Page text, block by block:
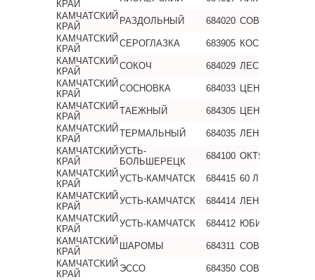
КРАЙ
КАМЧАТСКИЙ
КРАЙ
РАЗДОЛЬНЫЙ 684020 СОВЕТСКАЯ
КАМЧАТСКИЙ
КРАЙ
СЕРОГЛАЗКА 683905 КОСМОНАВТОВ
КАМЧАТСКИЙ
КРАЙ
СОКОЧ 684029 ЛЕСНАЯ
КАМЧАТСКИЙ
КРАЙ
СОСНОВКА 684033 ЦЕНТРАЛЬНАЯ
КАМЧАТСКИЙ
КРАЙ
ТАЕЖНЫЙ 684305 ЦЕНТРАЛЬНАЯ
КАМЧАТСКИЙ
КРАЙ
ТЕРМАЛЬНЫЙ 684035 ЛЕНИНА
КАМЧАТСКИЙ
КРАЙ
УСТЬ-
БОЛЬШЕРЕЦК
684100 ОКТЯБРЬСКАЯ
КАМЧАТСКИЙ
КРАЙ
УСТЬ-КАМЧАТСК 684415 60 ЛЕТ
КАМЧАТСКИЙ
КРАЙ
УСТЬ-КАМЧАТСК 684414 ЛЕНИНА
КАМЧАТСКИЙ
КРАЙ
УСТЬ-КАМЧАТСК 684412 ЮБИЛЕЙНАЯ
КАМЧАТСКИЙ
КРАЙ
ШАРОМЫ 684311 СОВЕТСКАЯ
КАМЧАТСКИЙ
КРАЙ
ЭССО 684350 СОВЕТСКАЯ